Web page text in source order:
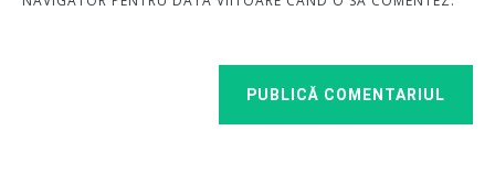
PUBLICĂ COMENTARIUL